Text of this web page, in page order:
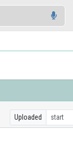
Uploaded